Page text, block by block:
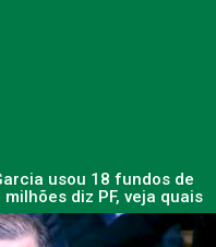
usou 18 fundos de
diz PF, veja quais